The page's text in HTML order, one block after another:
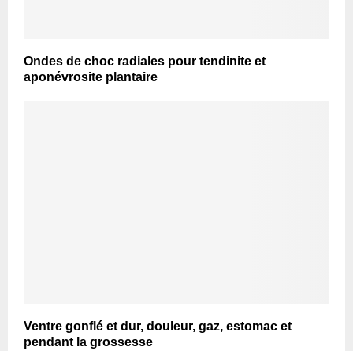
Ondes de choc radiales pour tendinite et
aponévrosite plantaire
Ventre gonflé et dur, douleur, gaz, estomac et
pendant la grossesse